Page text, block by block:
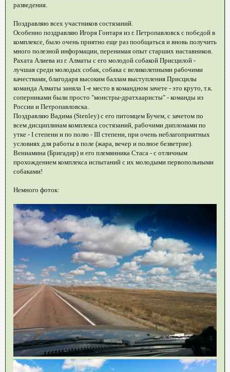
разведения.
Поздравляю всех участников состязаний.
Особенно поздравляю Игоря Гонтаря из г. Петропавловск с победой в
комплексе, было очень приятно еще раз пообщаться и вновь получить
много полезной информации, перенимая опыт старших наставников.
Рахата Алиева из г. Алматы с его молодой собакой Присцилой -
лучшая среди молодых собак, собака с великолепными рабочими
качествами, благодаря высоким баллам выступления Присцилы
команда Алматы заняла 1-е место в командном зачете - это круто, т.к.
соперниками были просто "монстры-дратхааристы" - команды из
России и Петропавловска.
Поздравляю Вадима (Stenley) с его питомцем Бучем, с зачетом по
всем дисциплинам комплекса состязаний, рабочими дипломами по
утке - I степени и по полю - III степени, при очень неблагоприятных
условиях для работы в поле (жара, вечер и полное безветрие).
Вениамина (Бригадир) и его племянника Стаса - с отличным
прохождением комплекса испытаний с их молодыми первопольными
собаками!
Немного фоток: